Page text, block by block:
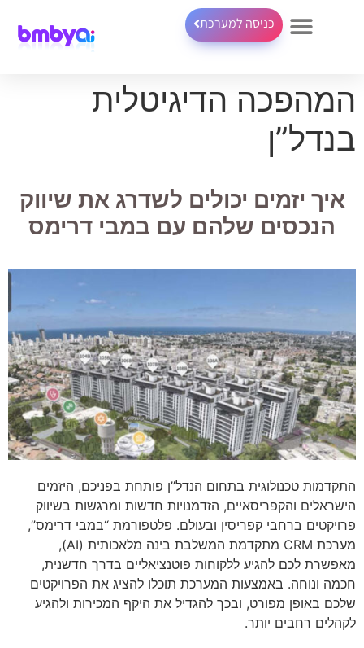
כניסה למערכת
המהפכה הדיגיטלית
בנדל”ן
איך יזמים יכולים לשדרג את שיווק
הנכסים שלהם עם במבי דרימס
התקדמות טכנולוגית בתחום הנדל”ן פותחת בפניכם, היזמים
הישראלים והקפריסאיים, הזדמנויות חדשות ומרגשות בשיווק
פרויקטים ברחבי קפריסין ובעולם. פלטפורמת “במבי דרימס”,
מערכת CRM מתקדמת המשלבת בינה מלאכותית (AI),
מאפשרת לכם להגיע ללקוחות פוטנציאליים בדרך חדשנית,
חכמה ונוחה. באמצעות המערכת תוכלו להציג את הפרויקטים
שלכם באופן מפורט, ובכך להגדיל את היקף המכירות ולהגיע
לקהלים רחבים יותר.